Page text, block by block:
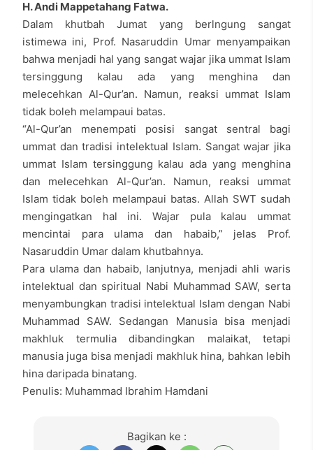
H. Andi Mappetahang Fatwa.
Dalam khutbah Jumat yang berlngung sangat
istimewa ini, Prof. Nasaruddin Umar menyampaikan
bahwa menjadi hal yang sangat wajar jika ummat Islam
tersinggung kalau ada yang menghina dan
melecehkan Al-Qur’an. Namun, reaksi ummat Islam
tidak boleh melampaui batas.
“Al-Qur’an menempati posisi sangat sentral bagi
ummat dan tradisi intelektual Islam. Sangat wajar jika
ummat Islam tersinggung kalau ada yang menghina
dan melecehkan Al-Qur’an. Namun, reaksi ummat
Islam tidak boleh melampaui batas. Allah SWT sudah
mengingatkan hal ini. Wajar pula kalau ummat
mencintai para ulama dan habaib,” jelas Prof.
Nasaruddin Umar dalam khutbahnya.
Para ulama dan habaib, lanjutnya, menjadi ahli waris
intelektual dan spiritual Nabi Muhammad SAW, serta
menyambungkan tradisi intelektual Islam dengan Nabi
Muhammad SAW. Sedangan Manusia bisa menjadi
makhluk termulia dibandingkan malaikat, tetapi
manusia juga bisa menjadi makhluk hina, bahkan lebih
hina daripada binatang.
Penulis: Muhammad Ibrahim Hamdani
Bagikan ke :